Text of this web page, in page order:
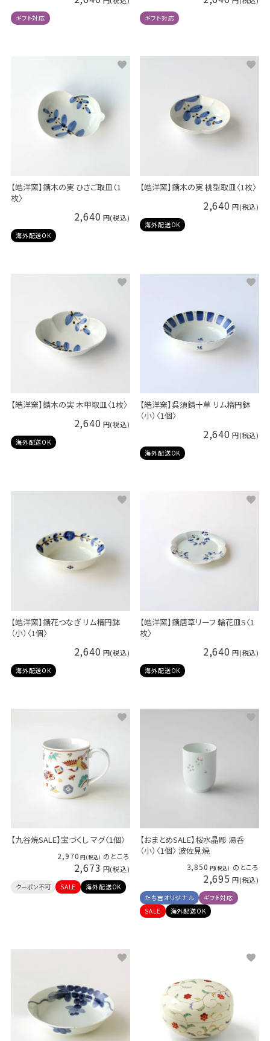
ギフト対応 ギフト対応
【皓洋窯】錆木の実 ひさご取皿〈1
枚〉
2,640
海外配送OK
【皓洋窯】錆木の実 桃型取皿〈1枚〉
2,640
海外配送OK
【皓洋窯】錆木の実 木甲取皿〈1枚〉
2,640
海外配送OK
【皓洋窯】呉須錆十草 リム楕円鉢
（小）〈1個〉
2,640
海外配送OK
【皓洋窯】錆花つなぎ リム楕円鉢
（小）〈1個〉
2,640
海外配送OK
【皓洋窯】錆唐草リーフ 輪花皿S〈1
枚〉
2,640
海外配送OK
【九谷焼SALE】宝づくし マグ〈1個〉
2,970 のところ
2,673
クーポン不可 SALE 海外配送OK
【おまとめSALE】桜水晶彫 湯呑
（小）〈1個〉 波佐見焼
3,850 のところ
2,695
たち吉オリジナル
ギフト対応
SALE
海外配送OK